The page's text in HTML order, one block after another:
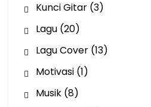
Kunci Gitar(3)
Lagu(20)
Lagu Cover(13)
Motivasi(1)
Musik(8)